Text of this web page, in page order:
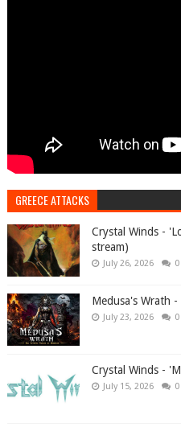
GREECE ATTACKS
Crystal Winds -
stream)
July 26, 2026 0
Medusa's Wrath
July 23, 2026 0
Crystal Winds -
July 15, 2026 0